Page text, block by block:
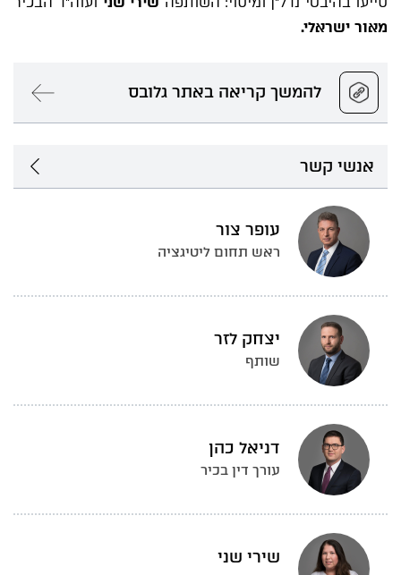
מאור ישראלי.
להמשך קריאה באתר גלובס
אנשי קשר
עופר צור
ראש תחום ליטיגציה
יצחק לזר
שותף
דניאל כהן
עורך דין בכיר
שירי שני